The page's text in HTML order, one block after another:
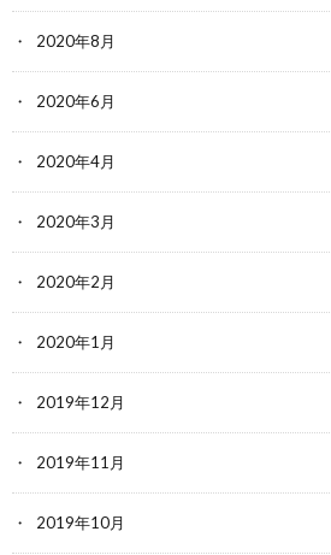
2020年8月
2020年6月
2020年4月
2020年3月
2020年2月
2020年1月
2019年12月
2019年11月
2019年10月